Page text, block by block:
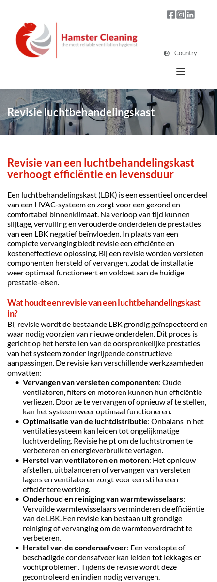
Country
Revisie luchtbehandelingskast
Revisie van een luchtbehandelingskast
verhoogt efficiëntie en levensduur
Een luchtbehandelingskast (LBK) is een essentieel onderdeel
van een HVAC-systeem en zorgt voor een gezond en
comfortabel binnenklimaat. Na verloop van tijd kunnen
slijtage, vervuiling en verouderde onderdelen de prestaties
van een LBK negatief beïnvloeden. In plaats van een
complete vervanging biedt revisie een efficiënte en
kosteneffectieve oplossing. Bij een revisie worden versleten
componenten hersteld of vervangen, zodat de installatie
weer optimaal functioneert en voldoet aan de huidige
prestatie-eisen.
Wat houdt een revisie van een luchtbehandelingskast
in?
Bij revisie wordt de bestaande LBK grondig geïnspecteerd en
waar nodig voorzien van nieuwe onderdelen. Dit proces is
gericht op het herstellen van de oorspronkelijke prestaties
van het systeem zonder ingrijpende constructieve
aanpassingen. De revisie kan verschillende werkzaamheden
omvatten:
Vervangen van versleten componenten: Oude
ventilatoren, filters en motoren kunnen hun efficiëntie
verliezen. Door ze te vervangen of opnieuw af te stellen,
kan het systeem weer optimaal functioneren.
Optimalisatie van de luchtdistributie: Onbalans in het
ventilatiesysteem kan leiden tot ongelijkmatige
luchtverdeling. Revisie helpt om de luchtstromen te
verbeteren en energieverbruik te verlagen.
Herstel van ventilatoren en motoren: Het opnieuw
afstellen, uitbalanceren of vervangen van versleten
lagers en ventilatoren zorgt voor een stillere en
efficiëntere werking.
Onderhoud en reiniging van warmtewisselaars:
Vervuilde warmtewisselaars verminderen de efficiëntie
van de LBK. Een revisie kan bestaan uit grondige
reiniging of vervanging om de warmteoverdracht te
verbeteren.
Herstel van de condensafvoer: Een verstopte of
beschadigde condensafvoer kan leiden tot lekkages en
vochtproblemen. Tijdens de revisie wordt deze
gecontroleerd en indien nodig vervangen.